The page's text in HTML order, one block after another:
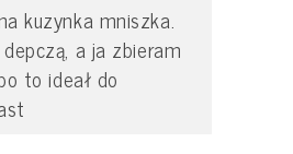
kuzynka mniszka.
a ja zbieram
to ideał do